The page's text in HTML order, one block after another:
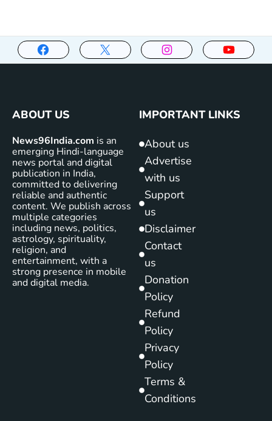
ABOUT US
News96India.com is an
emerging Hindi-language
news portal and digital
publication in India,
committed to delivering
reliable and authentic
content. We publish across
multiple categories
including news, politics,
astrology, spirituality,
religion, and
entertainment, with a
strong presence in mobile
and digital media.
IMPORTANT LINKS
About us
Advertise
with us
Support
us
Disclaimer
Contact
us
Donation
Policy
Refund
Policy
Privacy
Policy
Terms &
Conditions